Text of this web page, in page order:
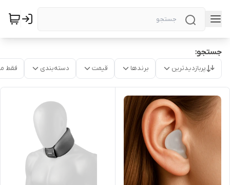
جستجو:
پربازدیدترین برندها قیمت دسته‌بندی فقط